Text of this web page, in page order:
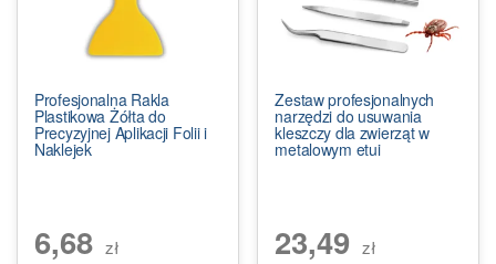
Profesjonalna Rakla
Plastikowa Żółta do
Precyzyjnej Aplikacji Folii i
Naklejek
6,68 zł
Zestaw profesjonalnych
narzędzi do usuwania
kleszczy dla zwierząt w
metalowym etui
23,49 zł